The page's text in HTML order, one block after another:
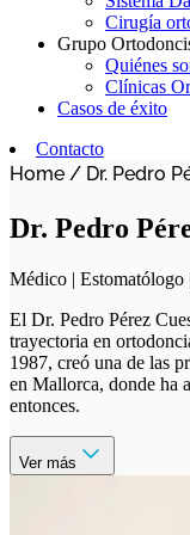
Cirugía
Grupo
Quiénes
Clínicas
Casos de éxito
Contacto
Home / Dr. Pedro
Dr. Pedro
Médico |
El Dr. Pedro Pérez
trayectoria en
1987, creó una de las
en Mallorca, donde ha
entonces.
Ver más